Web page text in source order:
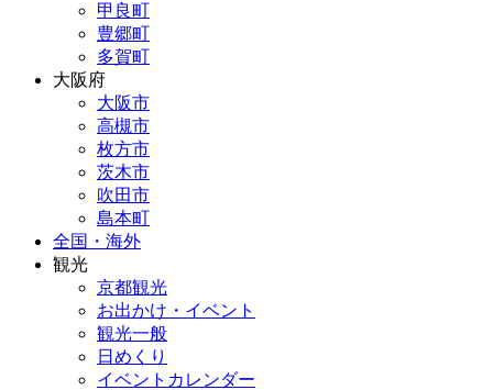
甲良町
豊郷町
多賀町
大阪府
大阪市
高槻市
枚方市
茨木市
吹田市
島本町
全国・海外
観光
京都観光
お出かけ・イベント
観光一般
日めくり
イベントカレンダー